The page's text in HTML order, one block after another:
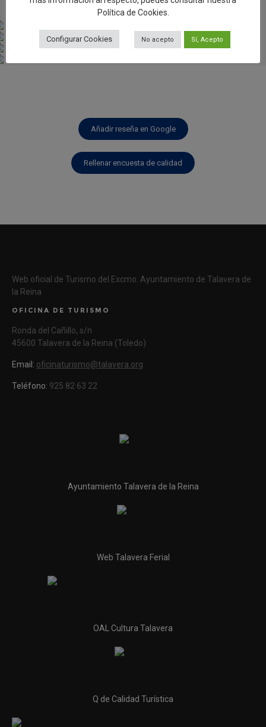
Añadir reseña en Google
Rellenar encuesta de calidad
Web oficial de Turismo del Excmo. Ayuntamiento de Talavera de
la Reina
OFICINA DE TURISMO
Ronda del Cañillo, s/n
45600 Talavera de la Reina (Toledo)
Email: oficinaturismo@talavera.org
Teléfono: 925 82 63 22
Ayuntamiento Talavera de la Reina
Web Talavera Ferial
OAL Cultura Talavera
Q de Calidad Turística
Política de Cookies.
Configurar Cookies No acepto Sí, Acepto